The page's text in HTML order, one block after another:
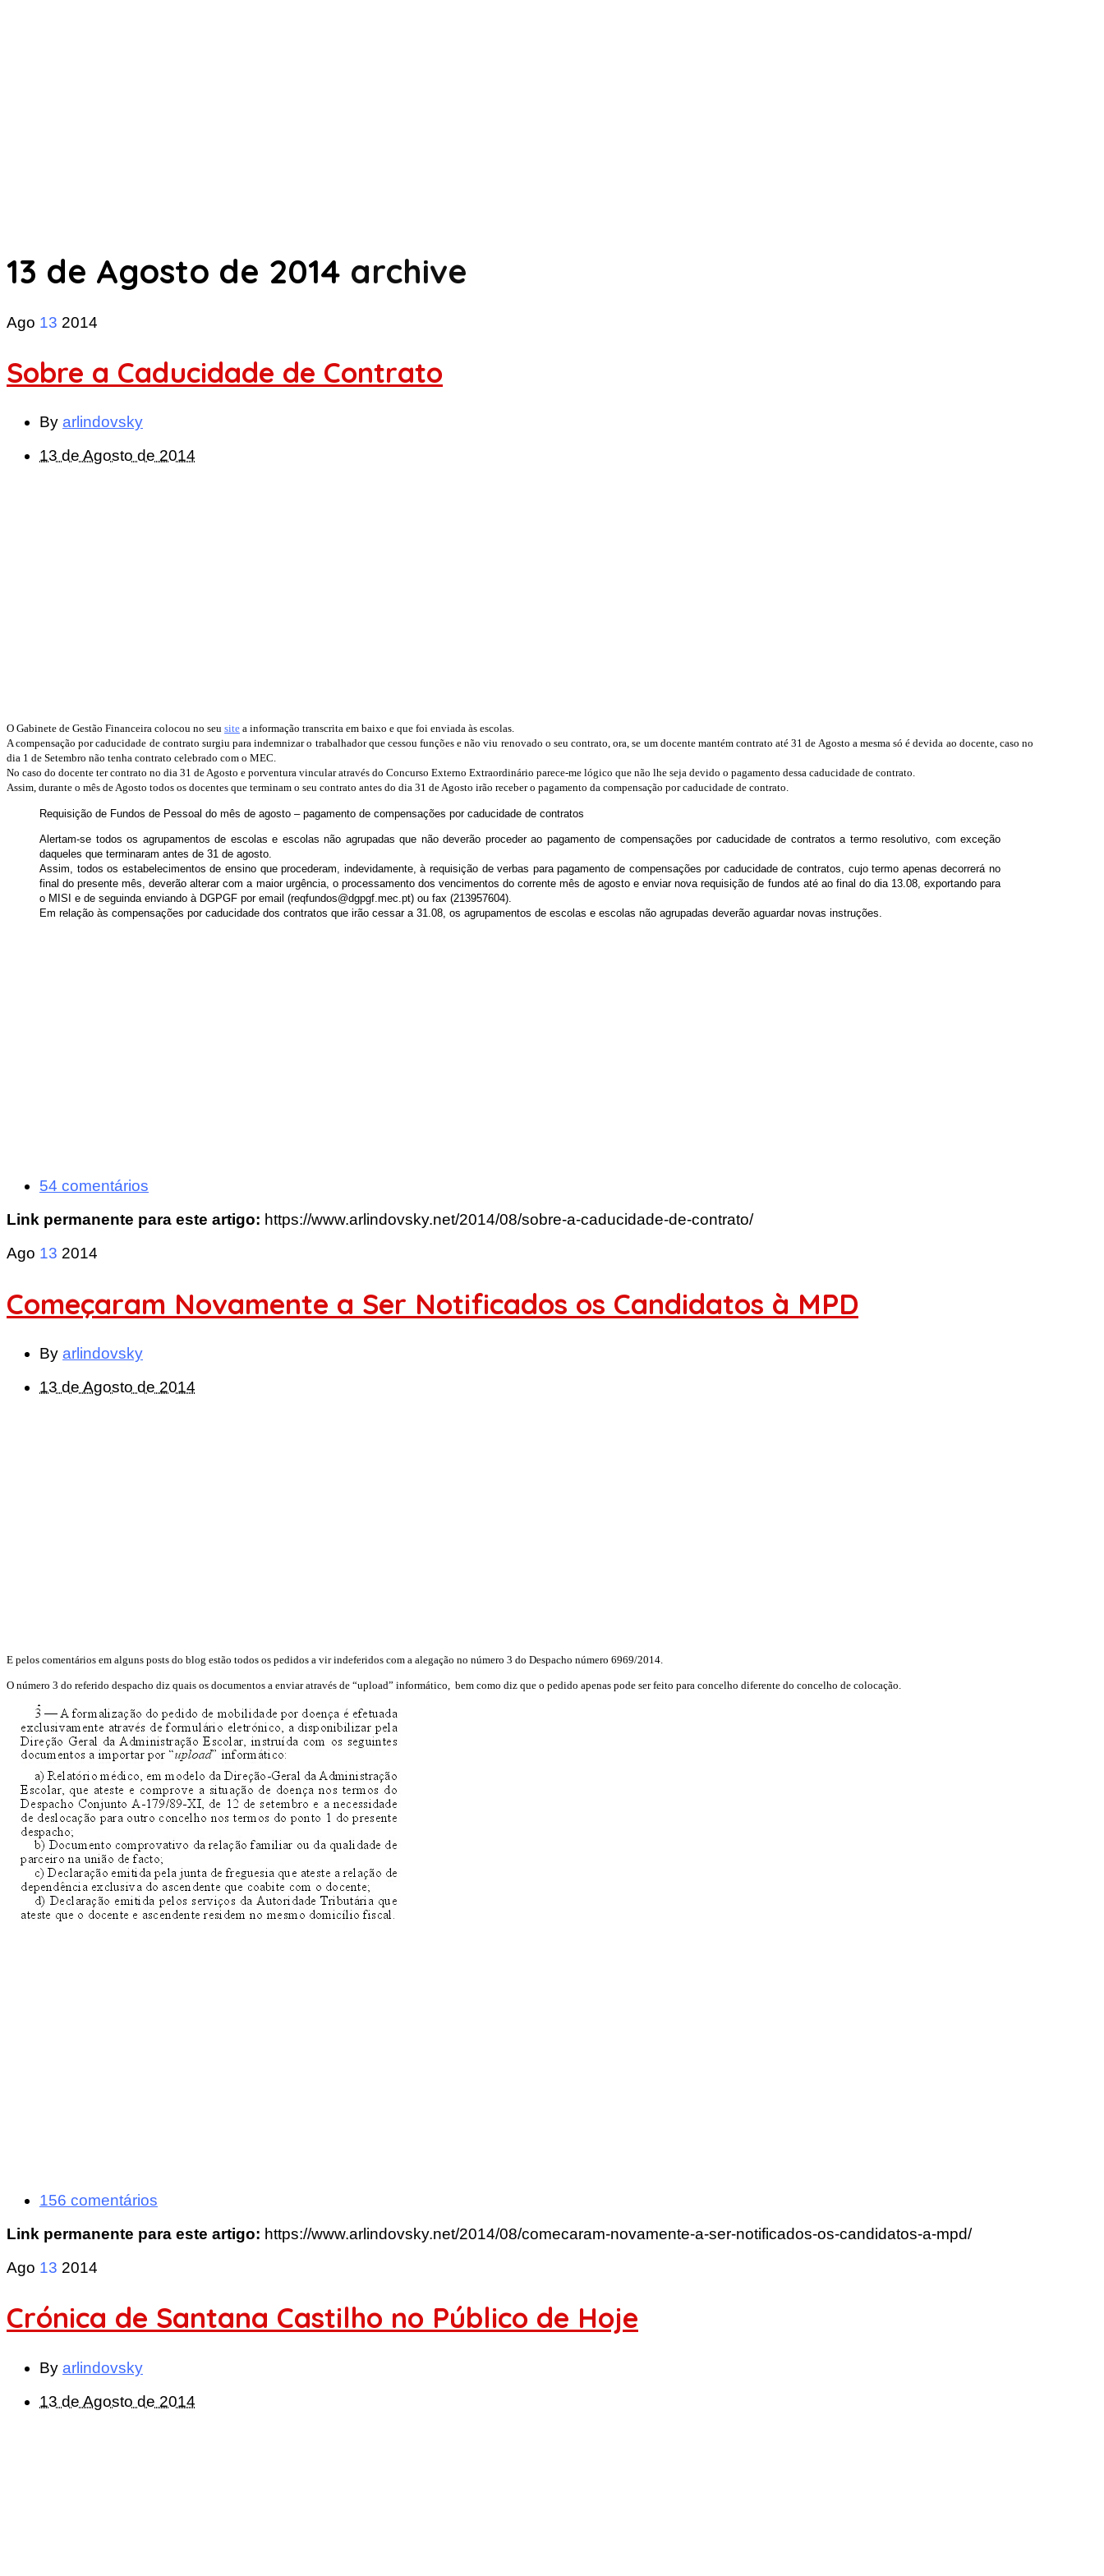
13 de Agosto de 2014 archive
Ago 13 2014
Sobre a Caducidade de Contrato
By arlindovsky
13 de Agosto de 2014
O Gabinete de Gestão Financeira colocou no seu site a informação transcrita em baixo e que foi enviada às escolas.
A compensação por caducidade de contrato surgiu para indemnizar o trabalhador que cessou funções e não viu renovado o seu contrato, ora, se um docente mantém contrato até 31 de Agosto a mesma só é devida ao docente, caso no
dia 1 de Setembro não tenha contrato celebrado com o MEC.
No caso do docente ter contrato no dia 31 de Agosto e porventura vincular através do Concurso Externo Extraordinário parece-me lógico que não lhe seja devido o pagamento dessa caducidade de contrato.
Assim, durante o mês de Agosto todos os docentes que terminam o seu contrato antes do dia 31 de Agosto irão receber o pagamento da compensação por caducidade de contrato.
Requisição de Fundos de Pessoal do mês de agosto – pagamento de compensações por caducidade de contratos
Alertam-se todos os agrupamentos de escolas e escolas não agrupadas que não deverão proceder ao pagamento de compensações por caducidade de contratos a termo resolutivo, com exceção
daqueles que terminaram antes de 31 de agosto.
Assim, todos os estabelecimentos de ensino que procederam, indevidamente, à requisição de verbas para pagamento de compensações por caducidade de contratos, cujo termo apenas decorrerá no
final do presente mês, deverão alterar com a maior urgência, o processamento dos vencimentos do corrente mês de agosto e enviar nova requisição de fundos até ao final do dia 13.08, exportando para
o MISI e de seguinda enviando à DGPGF por email (reqfundos@dgpgf.mec.pt) ou fax (213957604).
Em relação às compensações por caducidade dos contratos que irão cessar a 31.08, os agrupamentos de escolas e escolas não agrupadas deverão aguardar novas instruções.
54 comentários
Link permanente para este artigo: https://www.arlindovsky.net/2014/08/sobre-a-caducidade-de-contrato/
Ago 13 2014
Começaram Novamente a Ser Notificados os Candidatos à MPD
By arlindovsky
13 de Agosto de 2014
E pelos comentários em alguns posts do blog estão todos os pedidos a vir indeferidos com a alegação no número 3 do Despacho número 6969/2014.
O número 3 do referido despacho diz quais os documentos a enviar através de “upload” informático, bem como diz que o pedido apenas pode ser feito para concelho diferente do concelho de colocação.
156 comentários
Link permanente para este artigo: https://www.arlindovsky.net/2014/08/comecaram-novamente-a-ser-notificados-os-candidatos-a-mpd/
Ago 13 2014
Crónica de Santana Castilho no Público de Hoje
By arlindovsky
13 de Agosto de 2014